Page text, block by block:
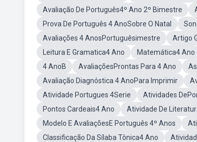
Avaliação De Português4º Ano 2º Bimestre
Prova De Português 4 AnoSobre O Natal
Avaliações 4 AnosPortuguêsimestre
Artigo
Leitura E Gramatica4 Ano
Matemática4 Ano
4 AnoB
AvaliaçõesProntas Para 4 Ano
Avaliação Diagnóstica 4 AnoPara Imprimir
Atividade Portugues 4Serie
Atividades
Pontos Cardeais4 Ano
Atividade De
Modelo E AvaliaçõesE Português 4º Anos
Classificação Da Sílaba Tônica4 Ano